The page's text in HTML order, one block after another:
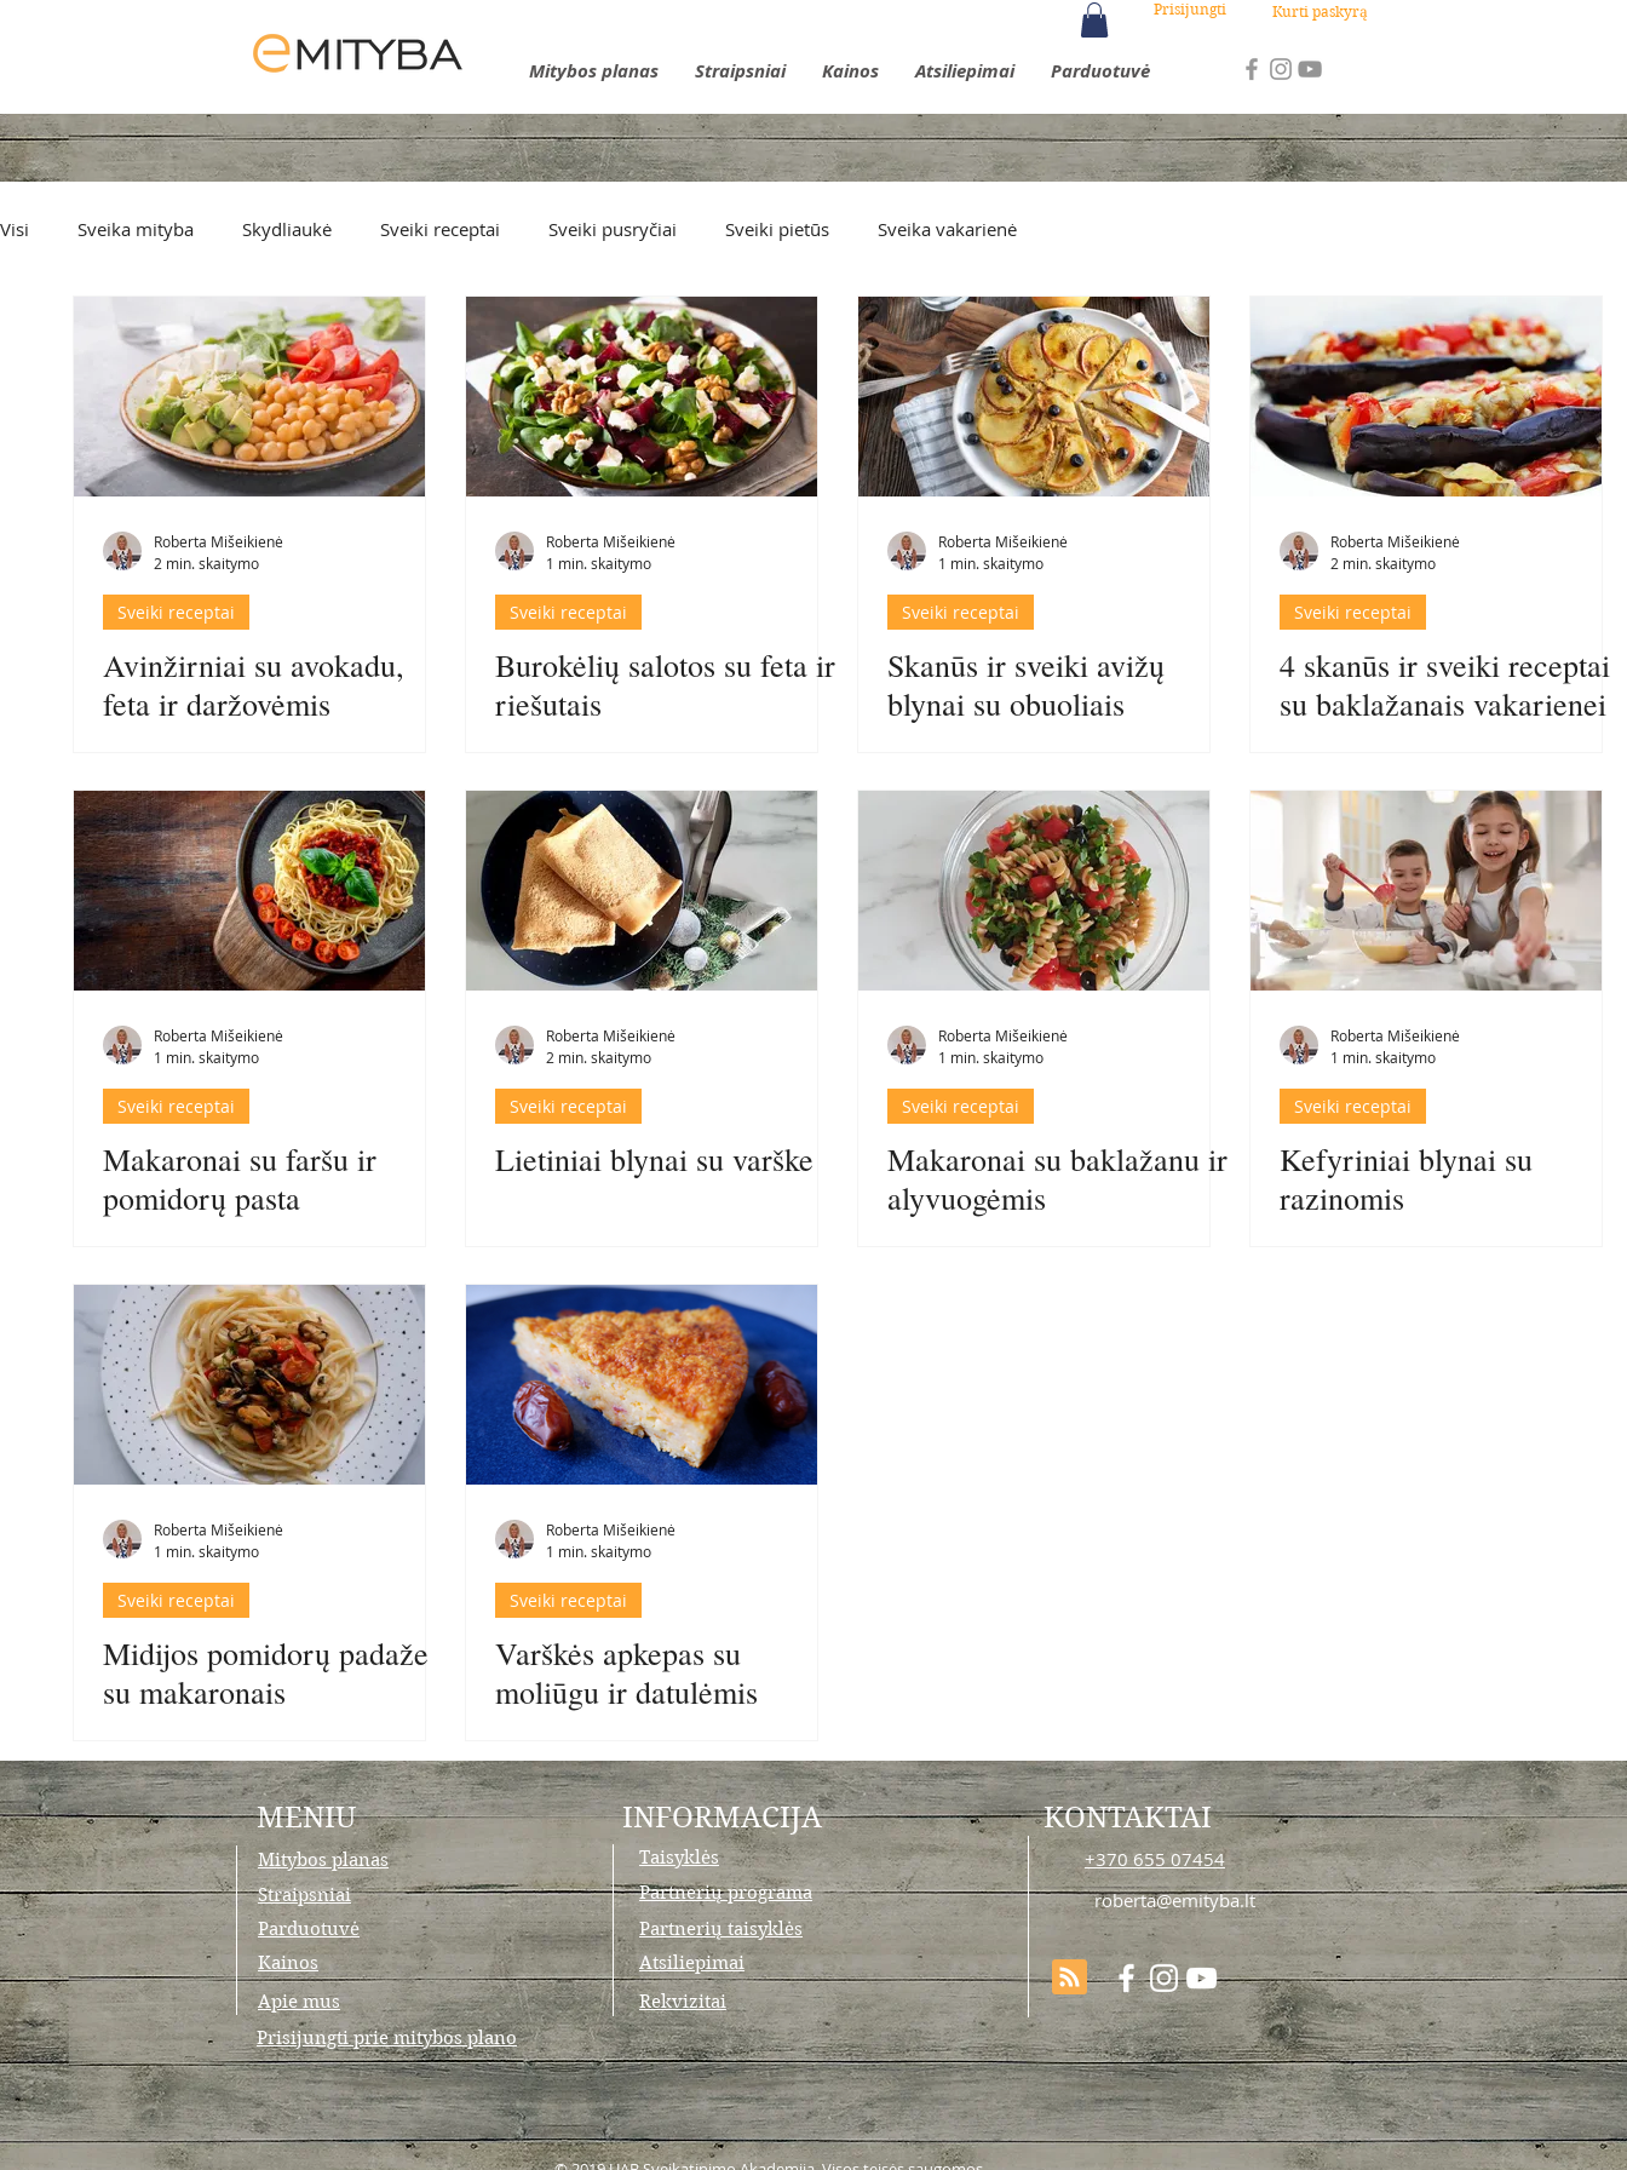
Prisijungti Kurti paskyrą
Mitybos planas Straipsniai Kainos Atsiliepimai Parduotuvė
Visi Sveika mityba Skydliaukė Sveiki receptai Sveiki pusryčiai Sveiki pietūs Sveika vakarienė
Sveiki užkandžiai Desertai
Roberta Mišeikienė
2 min. skaitymo
Sveiki receptai
Avinžirniai su avokadu,
feta ir daržovėmis
Roberta Mišeikienė
1 min. skaitymo
Sveiki receptai
Burokėlių salotos su feta ir
riešutais
Roberta Mišeikienė
1 min. skaitymo
Sveiki receptai
Skanūs ir sveiki avižų
blynai su obuoliais
Roberta Mišeikienė
2 min. skaitymo
Sveiki receptai
4 skanūs ir sveiki receptai
su baklažanais vakarienei
Roberta Mišeikienė
1 min. skaitymo
Sveiki receptai
Makaronai su faršu ir
pomidorų pasta
Roberta Mišeikienė
2 min. skaitymo
Sveiki receptai
Lietiniai blynai su varške
Roberta Mišeikienė
1 min. skaitymo
Sveiki receptai
Makaronai su baklažanu ir
alyvuogėmis
Roberta Mišeikienė
1 min. skaitymo
Sveiki receptai
Kefyriniai blynai su
razinomis
Roberta Mišeikienė
1 min. skaitymo
Sveiki receptai
Midijos pomidorų padaže
su makaronais
Roberta Mišeikienė
1 min. skaitymo
Sveiki receptai
Varškės apkepas su
moliūgu ir datulėmis
MENIU
Mitybos planas
Straipsniai
Parduotuvė
Kainos
Apie mus
Prisijungti prie mitybos plano
INFORMACIJA
Taisyklės
Partnerių programa
Partnerių taisyklės
Atsiliepimai
Rekvizitai
KONTAKTAI
+370 655 07454
roberta@emityba.lt